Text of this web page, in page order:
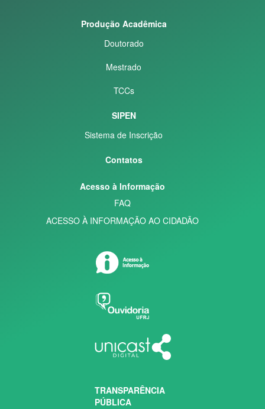
Produção Acadêmica
Doutorado
Mestrado
TCCs
SIPEN
Sistema de Inscrição
Contatos
Acesso à Informação
FAQ
ACESSO À INFORMAÇÃO AO CIDADÃO
TRANSPARÊNCIA
PÚBLICA